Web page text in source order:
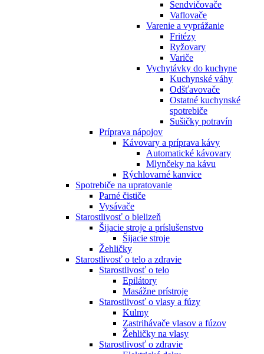
Sendvičovače
Vaflovače
Varenie a vyprážanie
Fritézy
Ryžovary
Variče
Vychytávky do kuchyne
Kuchynské váhy
Odšťavovače
Ostatné kuchynské
spotrebiče
Sušičky potravín
Príprava nápojov
Kávovary a príprava kávy
Automatické kávovary
Mlynčeky na kávu
Rýchlovarné kanvice
Spotrebiče na upratovanie
Parné čističe
Vysávače
Starostlivosť o bielizeň
Šijacie stroje a príslušenstvo
Šijacie stroje
Žehličky
Starostlivosť o telo a zdravie
Starostlivosť o telo
Epilátory
Masážne prístroje
Starostlivosť o vlasy a fúzy
Kulmy
Zastrihávače vlasov a fúzov
Žehličky na vlasy
Starostlivosť o zdravie